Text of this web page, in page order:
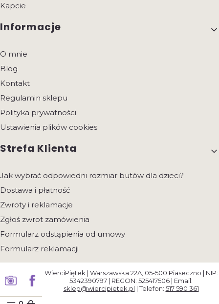
Kapcie
Informacje
O mnie
Blog
Kontakt
Regulamin sklepu
Polityka prywatności
Ustawienia plików cookies
Strefa Klienta
Jak wybrać odpowiedni rozmiar butów dla dzieci?
Dostawa i płatność
Zwroty i reklamacje
Zgłoś zwrot zamówienia
Formularz odstąpienia od umowy
Formularz reklamacji
WierciPiętek | Warszawska 22A, 05-500 Piaseczno | NIP:
5342390797 | REGON: 525417506 | Email:
sklep@wiercipietek.pl | Telefon: 517 590 361